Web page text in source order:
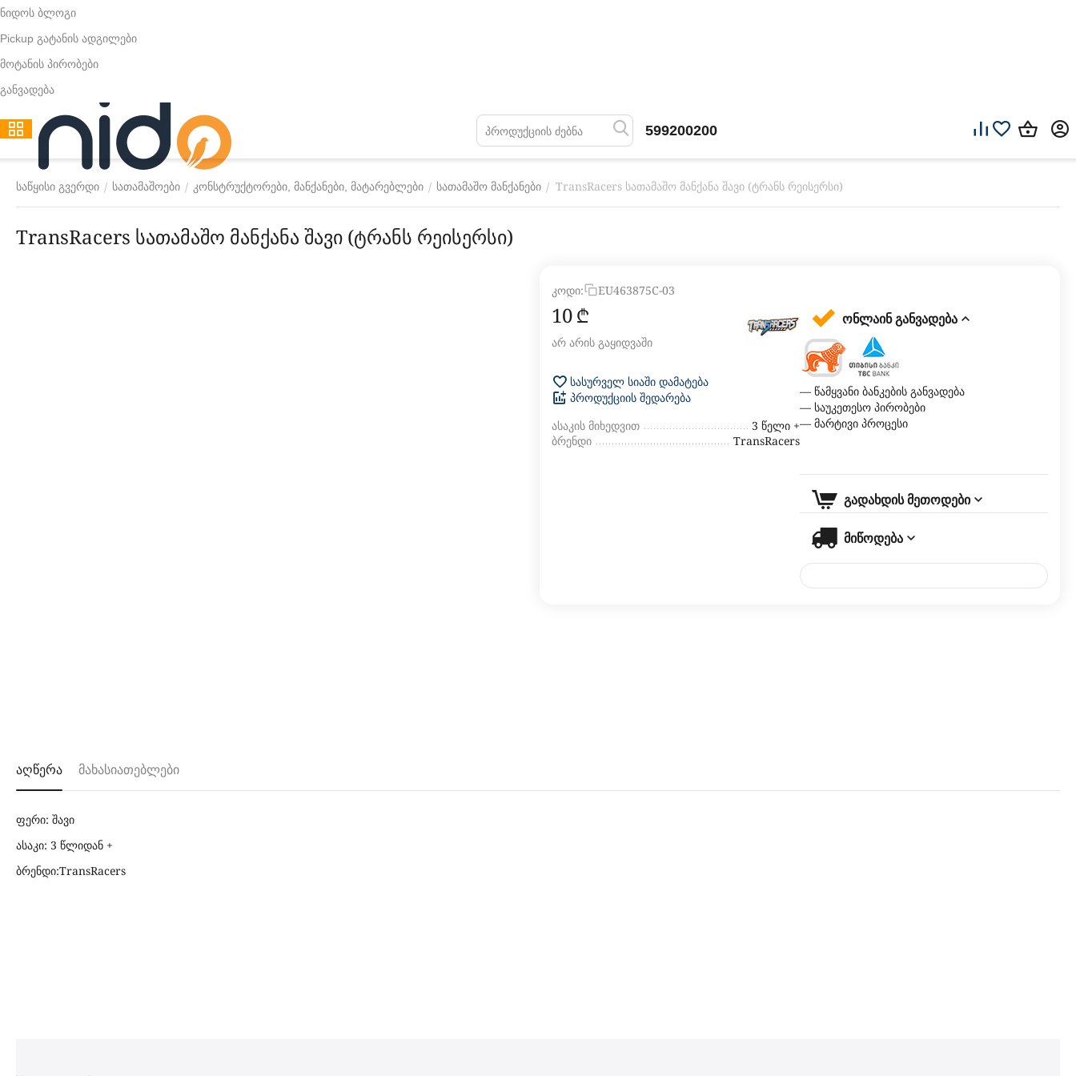
ნიდოს ბლოგი
Pickup გატანის ადგილები
მოტანის პირობები
განვადება
599200200
საწყისი გვერდი / სათამაშოები / კონსტრუქტორები, მანქანები, მატარებლები / სათამაშო მანქანები / TransRacers სათამაშო მანქანა შავი (ტრანს რეისერსი)
TransRacers სათამაშო მანქანა შავი (ტრანს რეისერსი)
კოდი: EU463875C-03
‍10‍₾
არ არის გაყიდვაში
სასურველ სიაში დამატება
პროდუქციის შედარება
ასაკის მიხედვით
3 წელი +
ბრენდი
TransRacers
ონლაინ განვადება
— წამყვანი ბანკების განვადება
— საუკეთესო პირობები
— მარტივი პროცესი
გადახდის მეთოდები
მიწოდება
აღწერა მახასიათებლები
ფერი: შავი
ასაკი: 3 წლიდან +
ბრენდი:TransRacers